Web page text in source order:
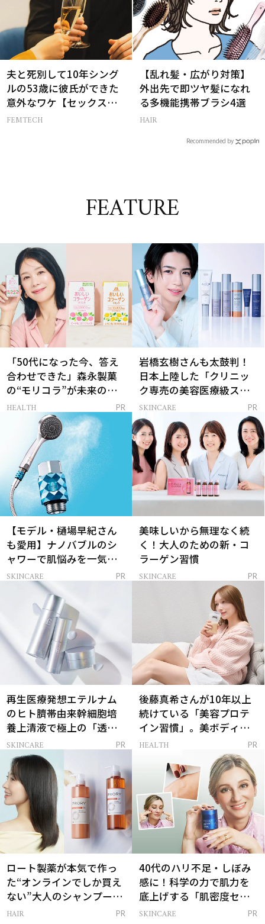
夫と死別して10年シング
ルの53歳に彼氏ができた
意外なワケ【セックスレ
ス AND THE CITY -女たち
FEMTECH
【乱れ髪・広がり対策】
外出先で即ツヤ髪になれ
る多機能携帯ブラシ4選
HAIR
Recommended by
FEATURE
「50代になった今、答え
合わせできた」森永製菓
の“モリコラ”が未来のキ
レイを連れてくる！
HEALTH PR
岩橋玄樹さんも太鼓判！
日本上陸した「クリニッ
ク専売の美容医療級スキ
ンケア」
SKINCARE PR
【モデル・樋場早紀さん
も愛用】ナノバブルのシ
ャワーで肌悩みを一気に
解決
SKINCARE PR
美味しいから無理なく続
く！大人のための新・コ
ラーゲン習慣
SKINCARE PR
再生医療発想エテルナム
のヒト臍帯由来幹細胞培
養上清液で極上の「透明
感ハリ肌」へ
SKINCARE PR
後藤真希さんが10年以上
続けている「美容プロテ
イン習慣」。美ボディを
支える朝ルーティンと
HEALTH PR
ロート製薬が本気で作っ
た“オンラインでしか買え
ない”大人のシャンプー＆
トリートメントって？
HAIR PR
40代のハリ不足・しぼみ
感に！科学の力で肌力を
底上げする「肌密度セラ
ム」
SKINCARE PR